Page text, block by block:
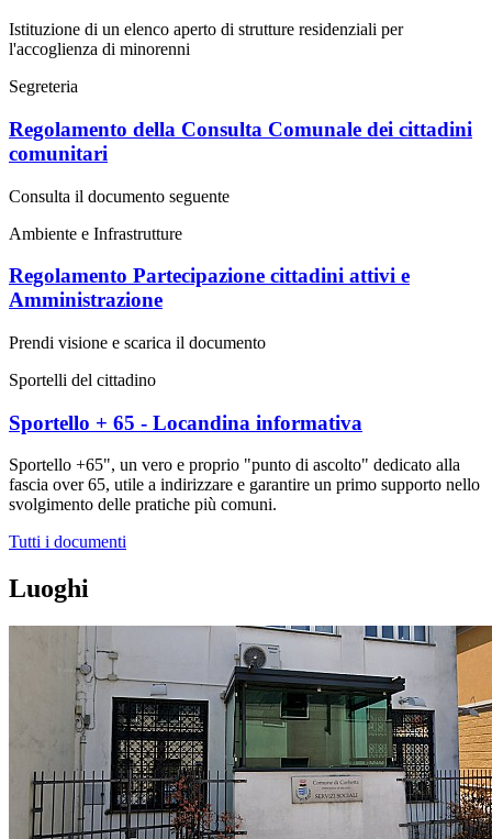
Istituzione di un elenco aperto di strutture residenziali per
l'accoglienza di minorenni
Segreteria
Regolamento della Consulta Comunale dei cittadini
comunitari
Consulta il documento seguente
Ambiente e Infrastrutture
Regolamento Partecipazione cittadini attivi e
Amministrazione
Prendi visione e scarica il documento
Sportelli del cittadino
Sportello + 65 - Locandina informativa
Sportello +65", un vero e proprio "punto di ascolto" dedicato alla
fascia over 65, utile a indirizzare e garantire un primo supporto nello
svolgimento delle pratiche più comuni.
Tutti i documenti
Luoghi